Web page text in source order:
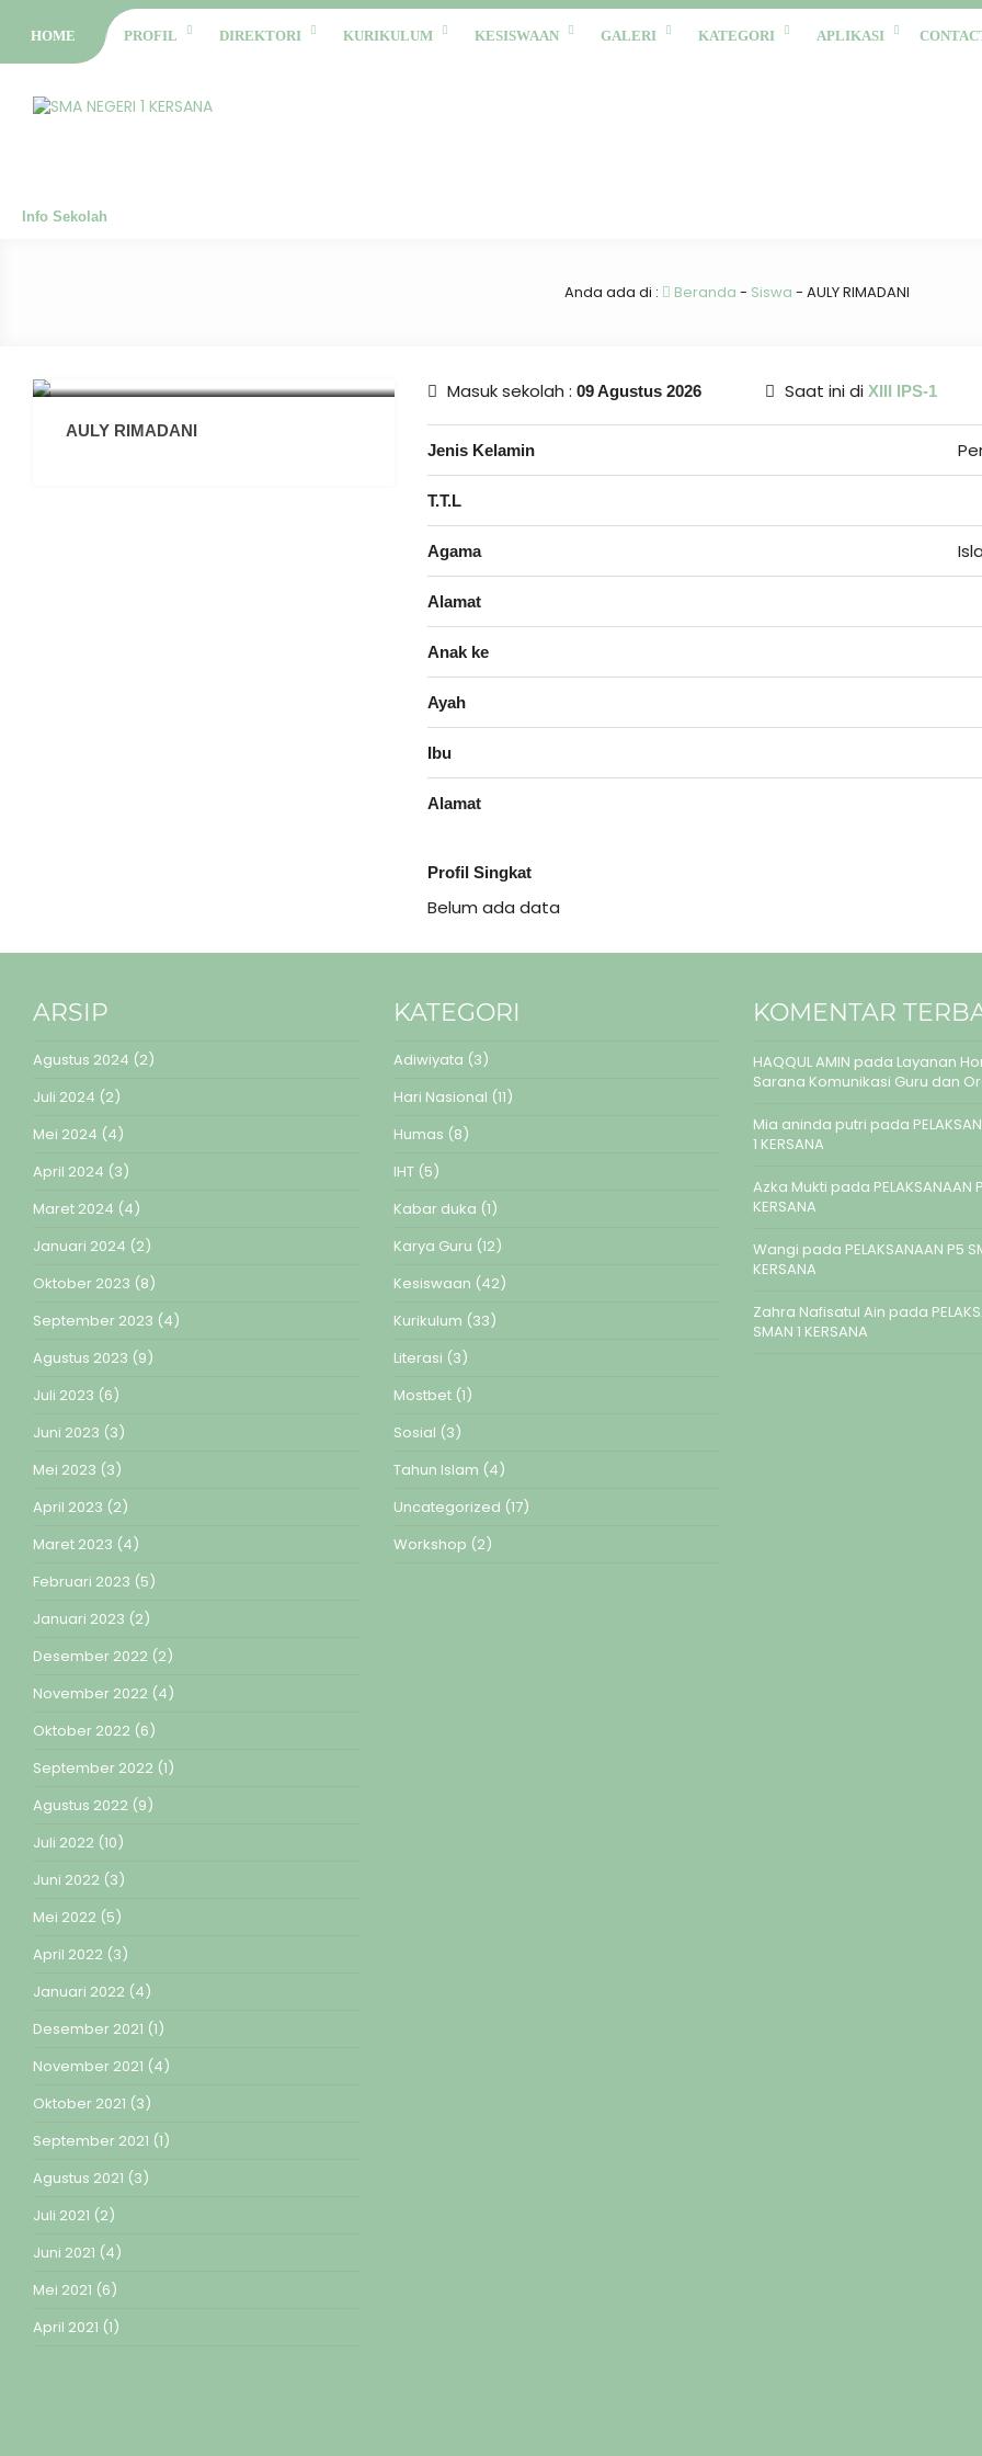
HOME PROFIL DIREKTORI KURIKULUM KESISWAAN GALERI KATEGORI APLIKASI
Info Sekolah
Anda ada di : Beranda - Siswa - AULY RIMADANI
AULY RIMADANI
Masuk sekolah : 09 Agustus 2026 Saat ini di XIII IPS-1
Jenis Kelamin
T.T.L
Agama
Alamat
Anak ke
Ayah
Ibu
Alamat
Profil Singkat
Belum ada data
ARSIP
Agustus 2024 (2)
Juli 2024 (2)
Mei 2024 (4)
April 2024 (3)
Maret 2024 (4)
Januari 2024 (2)
Oktober 2023 (8)
September 2023 (4)
Agustus 2023 (9)
Juli 2023 (6)
Juni 2023 (3)
Mei 2023 (3)
April 2023 (2)
Maret 2023 (4)
Februari 2023 (5)
Januari 2023 (2)
Desember 2022 (2)
November 2022 (4)
Oktober 2022 (6)
September 2022 (1)
Agustus 2022 (9)
Juli 2022 (10)
Juni 2022 (3)
Mei 2022 (5)
April 2022 (3)
Januari 2022 (4)
Desember 2021 (1)
November 2021 (4)
Oktober 2021 (3)
September 2021 (1)
Agustus 2021 (3)
Juli 2021 (2)
Juni 2021 (4)
Mei 2021 (6)
April 2021 (1)
KATEGORI
Adiwiyata (3)
Hari Nasional (11)
Humas (8)
IHT(5)
Kabar duka (1)
Karya Guru (12)
Kesiswaan (42)
Kurikulum (33)
Literasi (3)
Mostbet(1)
Sosial (3)
Tahun Islam (4)
Uncategorized (17)
Workshop (2)
KOMENTAR
HAQQUL AMIN pada Layanan
Sarana Komunikasi Guru dan
Mia aninda putri pada
1 KERSANA
Azka Mukti pada PELAKSANAAN
KERSANA
Wangi pada PELAKSANAAN P5
KERSANA
Zahra Nafisatul Ain pada
SMAN 1 KERSANA